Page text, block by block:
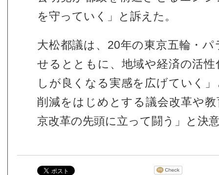
を守っていく」と訴えた。
大松都議は、20年の東京五輪・
せるとともに、地域や経済の活
しが良くなる実感を広げていく
削減をはじめとする議会改革や
京改革の先頭に立って闘う」と決